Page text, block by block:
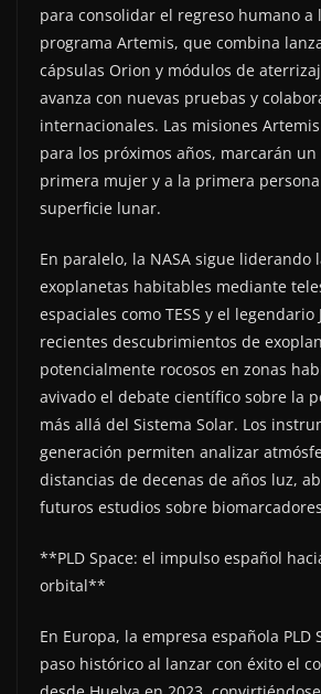
para consolidar el regreso humano a
programa Artemis, que combina
cápsulas Orion y módulos de
avanza con nuevas pruebas y
internacionales. Las misiones
para los próximos años, marcarán
primera mujer y a la primera
superficie lunar.
En paralelo, la NASA sigue liderando
exoplanetas habitables mediante
espaciales como TESS y el legendario
recientes descubrimientos de
potencialmente rocosos en zonas
avivado el debate científico sobre la
más allá del Sistema Solar. Los
generación permiten analizar
distancias de decenas de años luz,
futuros estudios sobre
**PLD Space: el impulso español
orbital**
En Europa, la empresa española PLD
paso histórico al lanzar con éxito el